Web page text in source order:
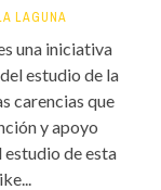
LAGUNA
una iniciativa
estudio de la
carencias que
y apoyo
de esta